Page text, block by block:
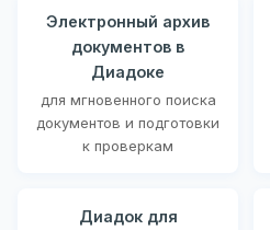
Электронный архив
документов в
Диадоке
для мгновенного поиска
документов и подготовки
к проверкам
Диадок для